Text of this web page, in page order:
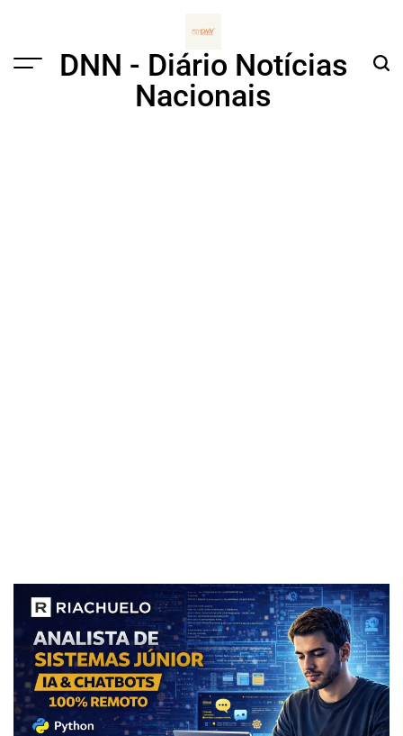
Menu
DNN - Diário Notícias
Nacionais